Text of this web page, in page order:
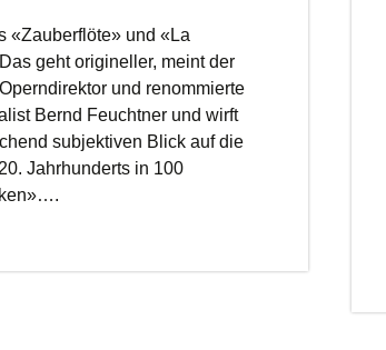
«Zauberflöte» und «La
geht origineller, meint der
und renommierte
Bernd Feuchtner und wirft
subjektiven Blick auf die
Jahrhunderts in 100